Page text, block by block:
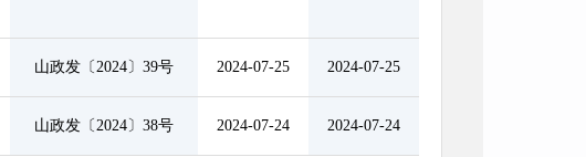
山政发〔2024〕39号 2024-07-25 2024-07-25
山政发〔2024〕38号 2024-07-24 2024-07-24